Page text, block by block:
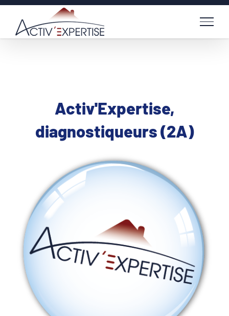
Passer
contenu
Activ'Expertise,
diagnostiqueurs (2A)